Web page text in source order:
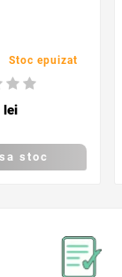
Stoc epuizat
lei
stoc